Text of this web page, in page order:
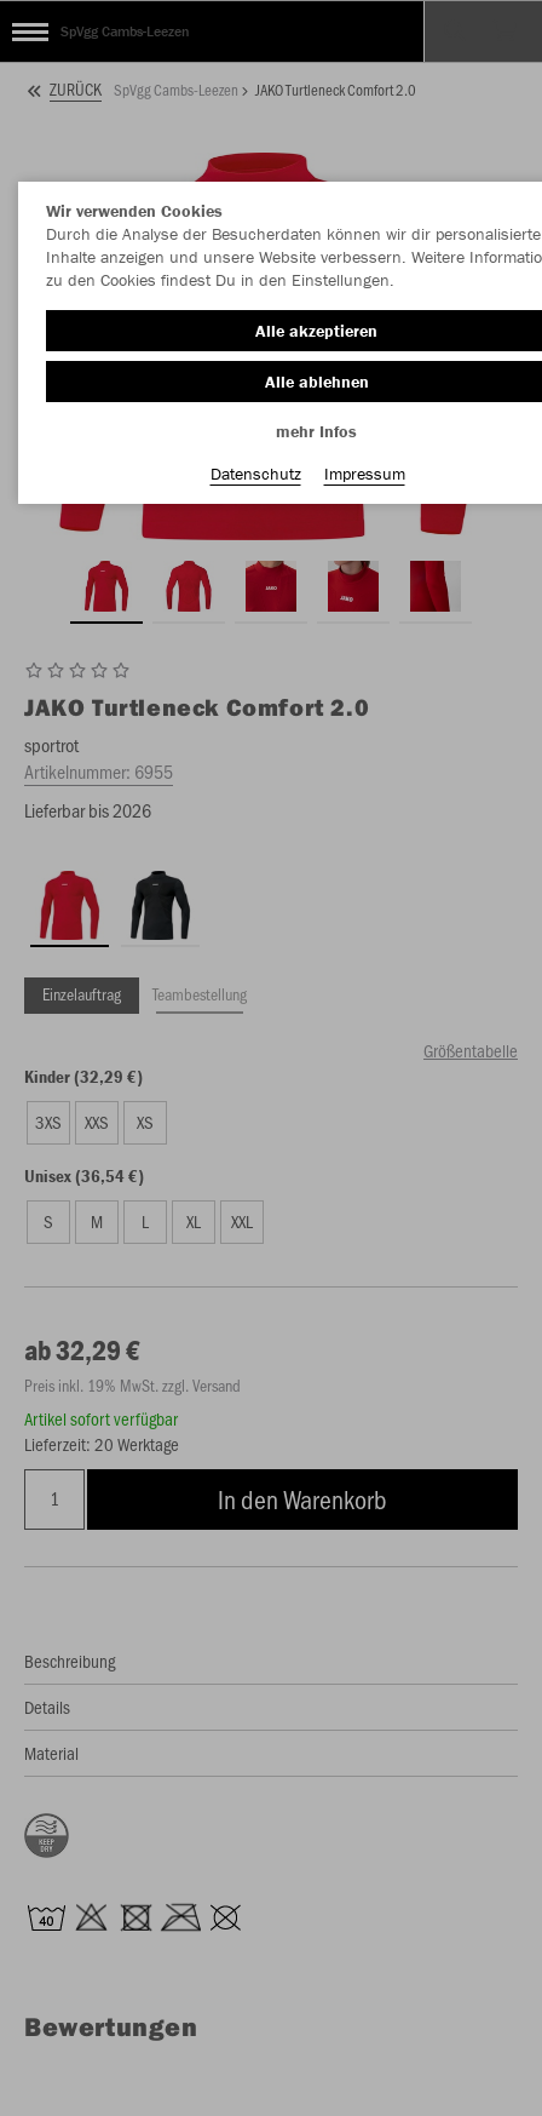
SpVgg Cambs-Leezen
ZURÜCK SpVgg Cambs-Leezen JAKO Turtleneck Comfort 2.0
JAKO Turtleneck Comfort 2.0
sportrot
Artikelnummer: 6955
Lieferbar bis 2026
Einzelauftrag Teambestellung
Größentabelle
Kinder (32,29 €)
3XS XXS XS
Unisex (36,54 €)
S M L XL XXL
ab 32,29 €
Preis inkl. 19% MwSt. zzgl. Versand
Artikel sofort verfügbar
Lieferzeit: 20 Werktage
In den Warenkorb
Beschreibung
Details
Material
Bewertungen
Wir verwenden Cookies
Durch die Analyse der Besucherdaten können wir dir personalisierte
Inhalte anzeigen und unsere Website verbessern. Weitere
zu den Cookies findest Du in den Einstellungen.
Alle akzeptieren
Alle ablehnen
mehr Infos
Datenschutz
Impressum